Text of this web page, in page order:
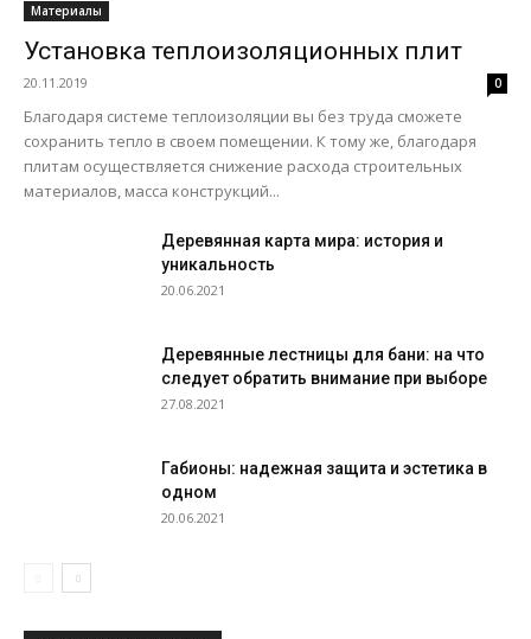
Материалы
Установка теплоизоляционных плит
20.11.2019 0
Благодаря системе теплоизоляции вы без труда сможете
сохранить тепло в своем помещении. К тому же, благодаря
плитам осуществляется снижение расхода строительных
материалов, масса конструкций...
Деревянная карта мира: история и
уникальность
20.06.2021
Деревянные лестницы для бани: на что
следует обратить внимание при выборе
27.08.2021
Габионы: надежная защита и эстетика в
одном
20.06.2021